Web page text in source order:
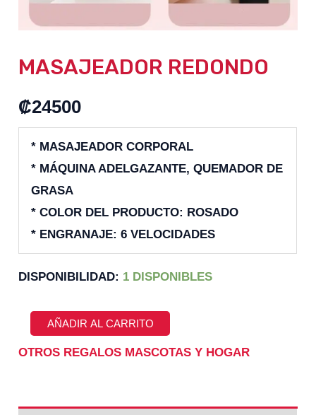
MASAJEADOR REDONDO
₡24500
* MASAJEADOR CORPORAL
* MÁQUINA ADELGAZANTE, QUEMADOR DE
GRASA
* COLOR DEL PRODUCTO: ROSADO
* ENGRANAJE: 6 VELOCIDADES
DISPONIBILIDAD: 1 DISPONIBLES
MASAJEADOR
AÑADIR AL CARRITO
OTROS REGALOS MASCOTAS Y HOGAR